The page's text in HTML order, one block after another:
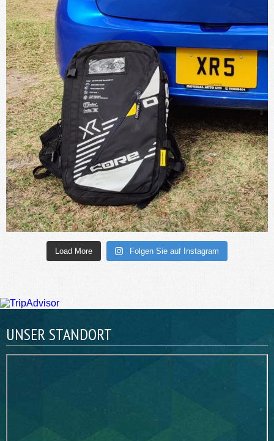
Load More Folgen Sie auf Instagram
UNSER STANDORT